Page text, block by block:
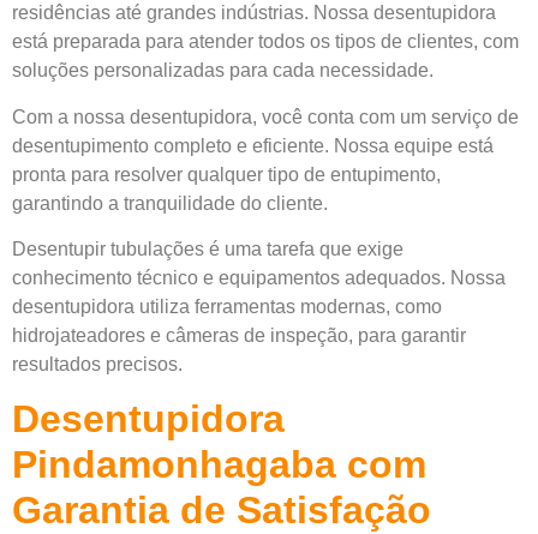
residências até grandes indústrias. Nossa desentupidora
está preparada para atender todos os tipos de clientes, com
soluções personalizadas para cada necessidade.
Com a nossa desentupidora, você conta com um serviço de
desentupimento completo e eficiente. Nossa equipe está
pronta para resolver qualquer tipo de entupimento,
garantindo a tranquilidade do cliente.
Desentupir tubulações é uma tarefa que exige
conhecimento técnico e equipamentos adequados. Nossa
desentupidora utiliza ferramentas modernas, como
hidrojateadores e câmeras de inspeção, para garantir
resultados precisos.
Desentupidora
Pindamonhagaba com
Garantia de Satisfação